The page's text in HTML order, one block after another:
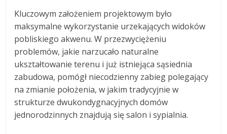
Kluczowym założeniem projektowym było
maksymalne wykorzystanie urzekających widoków
pobliskiego akwenu. W przezwyciężeniu
problemów, jakie narzucało naturalne
ukształtowanie terenu i już istniejąca sąsiednia
zabudowa, pomógł niecodzienny zabieg polegający
na zmianie położenia, w jakim tradycyjnie w
strukturze dwukondygnacyjnych domów
jednorodzinnych znajdują się salon i sypialnia.